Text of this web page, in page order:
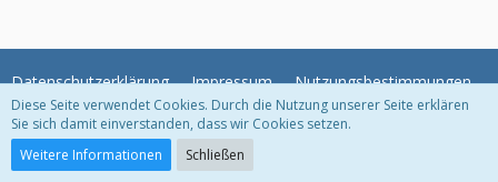
Datenschutzerklärung Impressum Nutzungsbestimmungen
Community-Software:
Diese Seite verwendet Cookies. Durch die Nutzung unserer Seite erklären
Sie sich damit einverstanden, dass wir Cookies setzen.
Weitere Informationen
Schließen